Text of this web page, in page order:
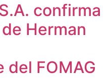
confirma
Herman
FOMAG